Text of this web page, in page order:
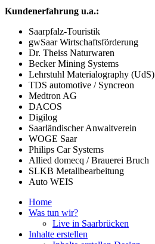
Kundenerfahrung u.a.:
Saarpfalz-Touristik
gwSaar Wirtschaftsförderung
Dr. Theiss Naturwaren
Becker Mining Systems
Lehrstuhl Materialography (UdS)
TDS automotive / Syncreon
Medtron AG
DACOS
Digilog
Saarländischer Anwaltverein
WOGE Saar
Philips Car Systems
Allied domecq / Brauerei Bruch
SLKB Metallbearbeitung
Auto WEIS
Home
Was tun wir?
Live in Saarbrücken
Inhalte erstellen